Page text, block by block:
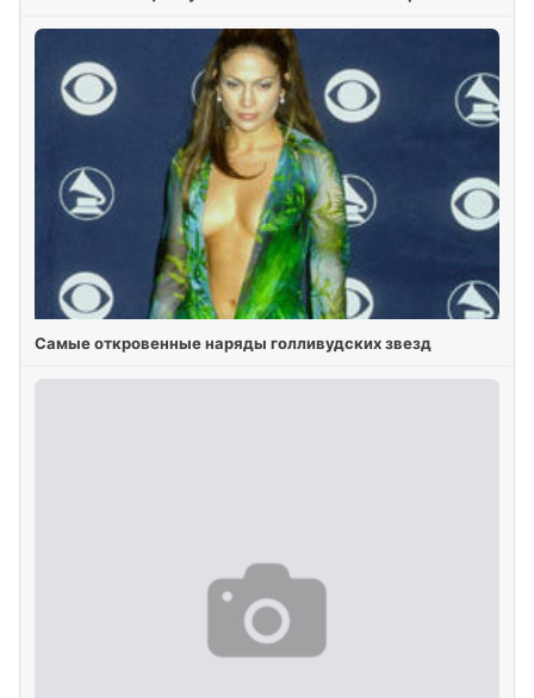
Самые откровенные наряды голливудских звезд